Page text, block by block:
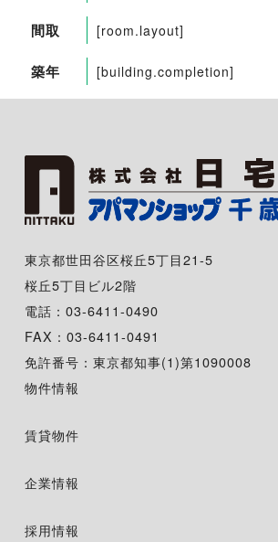
間取 [room.layout]
築年 [building.completion]
東京都世田谷区桜丘5丁目21-5
桜丘5丁目ビル2階
電話：03-6411-0490
FAX：03-6411-0491
免許番号：東京都知事(1)第1090008
物件情報
賃貸物件
企業情報
採用情報